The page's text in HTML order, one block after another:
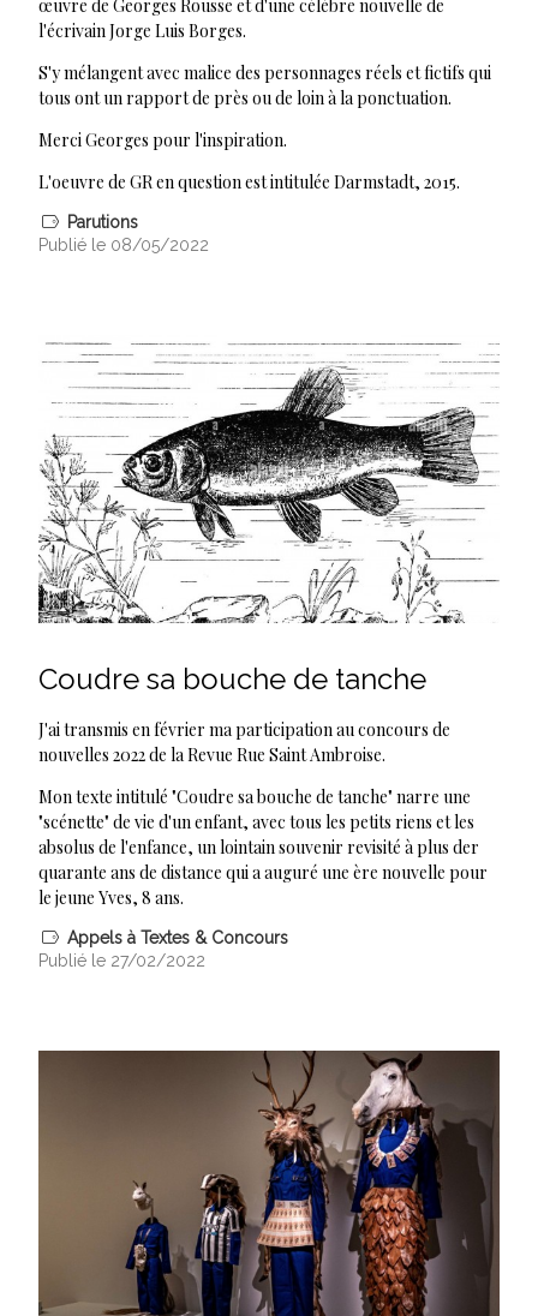
œuvre de Georges Rousse et d'une célèbre nouvelle de
l'écrivain Jorge Luis Borges.
S'y mélangent avec malice des personnages réels et fictifs qui
tous ont un rapport de près ou de loin à la ponctuation.
Merci Georges pour l'inspiration.
L'oeuvre de GR en question est intitulée Darmstadt, 2015.
Parutions
Publié le 08/05/2022
Coudre sa bouche de tanche
J'ai transmis en février ma participation au concours de
nouvelles 2022 de la Revue Rue Saint Ambroise.
Mon texte intitulé "Coudre sa bouche de tanche" narre une
"scénette" de vie d'un enfant, avec tous les petits riens et les
absolus de l'enfance, un lointain souvenir revisité à plus der
quarante ans de distance qui a auguré une ère nouvelle pour
le jeune Yves, 8 ans.
Appels à Textes & Concours
Publié le 27/02/2022